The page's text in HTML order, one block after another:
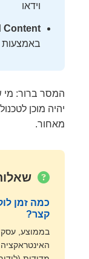
וידאו
באמצעות
המסר ברור: מי
יהיה מוכן
מאחור.
כמה זמן
קצר?
בממוצע,